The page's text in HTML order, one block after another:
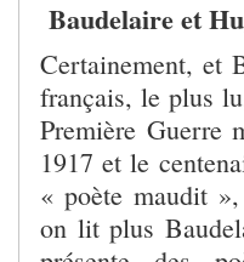
Baudelaire et
Certainement, et
français, le plus
Première Guerre
1917 et le
« poète maudit
on lit plus